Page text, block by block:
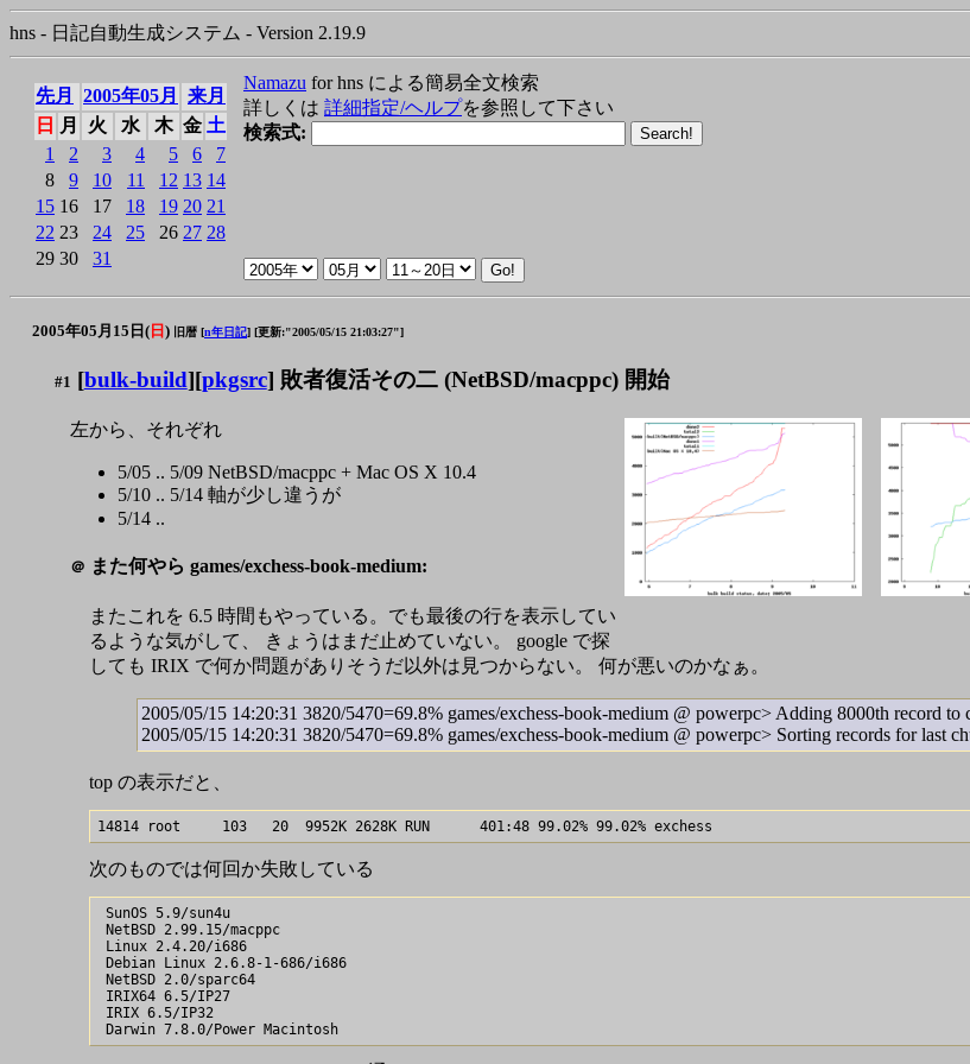
hns - 日記自動生成システム - Version 2.19.9
先月 2005年05月
来月
日
月 火 水 木 金 土
1
2 3 4 5 6
7
8
9 10 11 12 13 14
15 16 17 18 19 20 21
22 23 24 25 26 27 28
29 30 31
Namazu for hns による簡易全文検索
詳しくは 詳細指定/ヘルプを参照して下さい
検索式:
2005年05月15日( 日 ) 旧暦 [n年日記] [更新:"2005/05/15 21:03:27"]
#1 [bulk-build][pkgsrc] 敗者復活その二 (NetBSD/macppc) 開始
左から、それぞれ
5/05 .. 5/09 NetBSD/macppc + Mac OS X 10.4
5/10 .. 5/14 軸が少し違うが
5/14 ..
＠ また何やら games/exchess-book-medium:
またこれを 6.5 時間もやっている。でも最後の行を表示してい
るような気がして、 きょうはまだ止めていない。 google で探
しても IRIX で何か問題がありそうだ以外は見つからない。 何が悪いのかなぁ。
2005/05/15 14:20:31 3820/5470=69.8% games/exchess-book-medium @ powerpc> Adding 8000th record to
2005/05/15 14:20:31 3820/5470=69.8% games/exchess-book-medium @ powerpc> Sorting records for last
top の表示だと、
次のものでは何回か失敗している
SunOS 5.9/sun4u
NetBSD 2.99.15/macppc
Linux 2.4.20/i686
Debian Linux 2.6.8-1-686/i686
NetBSD 2.0/sparc64
IRIX64 6.5/IP27
IRIX 6.5/IP32